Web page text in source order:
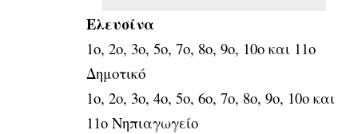
Ελευσίνα
1ο, 2ο, 3ο, 5ο, 7ο, 8ο, 9ο, 10ο και 11ο
Δημοτικό
1ο, 2ο, 3ο, 4ο, 5ο, 6ο, 7ο, 8ο, 9ο, 10ο και
11ο Νηπιαγωγείο